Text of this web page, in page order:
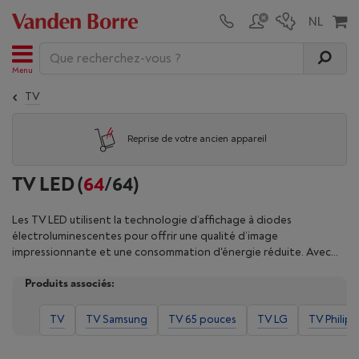
Menu
TV
Reprise de votre ancien appareil
TV LED(64/64)
Les TV LED utilisent la technologie d’affichage à diodes
électroluminescentes pour offrir une qualité d’image
impressionnante et une consommation d'énergie réduite. Avec
luminosité élevés, des couleurs vives et un contraste amélioré,
contenus. À la différence des TV traditionnelles, les TV LED sont
plus fines et plus légères, ce qui les rend faciles à installer dans
Produits associés:
TV TV Samsung TV 65 pouces TV LG TV Philips